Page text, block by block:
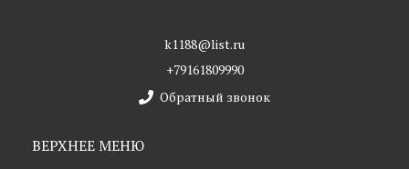
k1188@list.ru
+79161809990
Обратный звонок
ВЕРХНЕЕ МЕНЮ